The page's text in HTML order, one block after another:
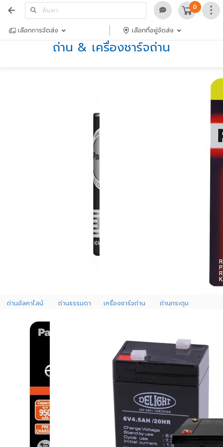
0
เลือกการจัดส่ง เลือกที่อยู่จัดส่ง
ถ่าน & เครื่องชาร์จถ่าน
ถ่านอัลคาไลน์ ถ่านธรรมดา เครื่องชาร์จถ่าน ถ่านกระดุม